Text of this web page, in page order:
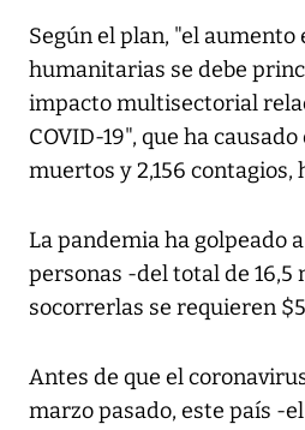
Según el plan, "el aumento
humanitarias se debe
impacto multisectorial
COVID-19", que ha
muertos y 2,156 contagios,
La pandemia ha golpeado
personas -del total de 16,5
socorrerlas se requieren
Antes de que el
marzo pasado, este país -